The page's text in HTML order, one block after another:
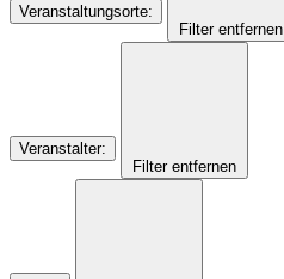
Veranstaltungsorte:
Filter entfernen
Veranstalter:
Filter entfernen